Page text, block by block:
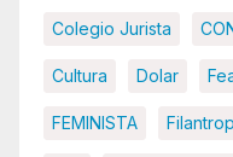
Colegio Jurista
Cultura Dolar
FEMINISTA